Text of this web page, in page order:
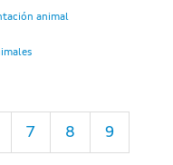
animal
7 8 9